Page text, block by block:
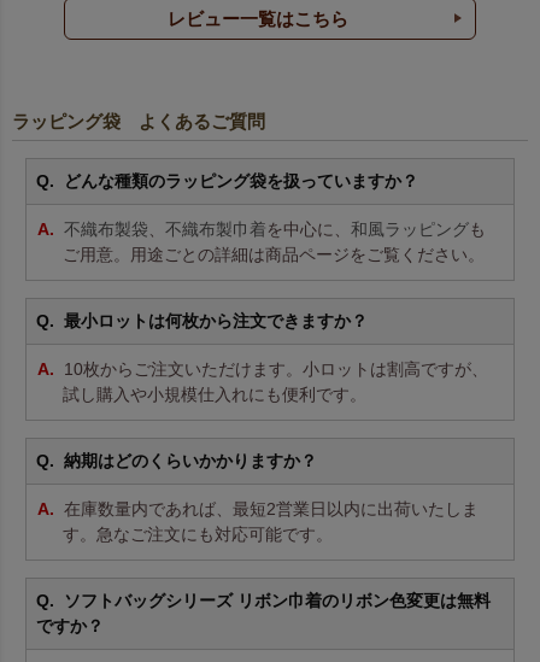
レビュー一覧はこちら
ラッピング袋 よくあるご質問
どんな種類のラッピング袋を扱っていますか？
不織布製袋 不織布製巾着を中心に、 和風ラッピングも
ご用意。用途ごとの詳細は商品ページをご覧ください。
最小ロットは何枚から注文できますか？
10枚からご注文いただけます。小ロットは割高ですが、
試し購入や小規模仕入れにも便利です。
納期はどのくらいかかりますか？
在庫数量内であれば、最短2営業日以内に出荷いたしま
す。急なご注文にも対応可能です。
ソフトバッグシリーズ リボン巾着のリボン色変更は無料
ですか？